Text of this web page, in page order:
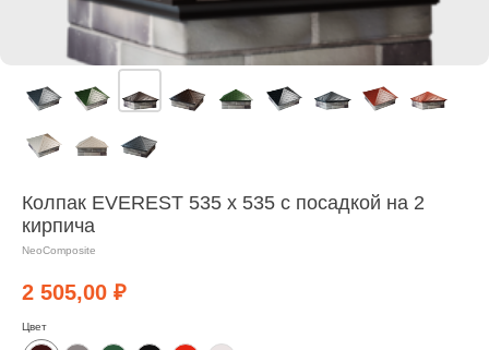
Колпак EVEREST 535 х 535 с посадкой на 2
кирпича
NeoComposite
2 505,00 ₽
Цвет